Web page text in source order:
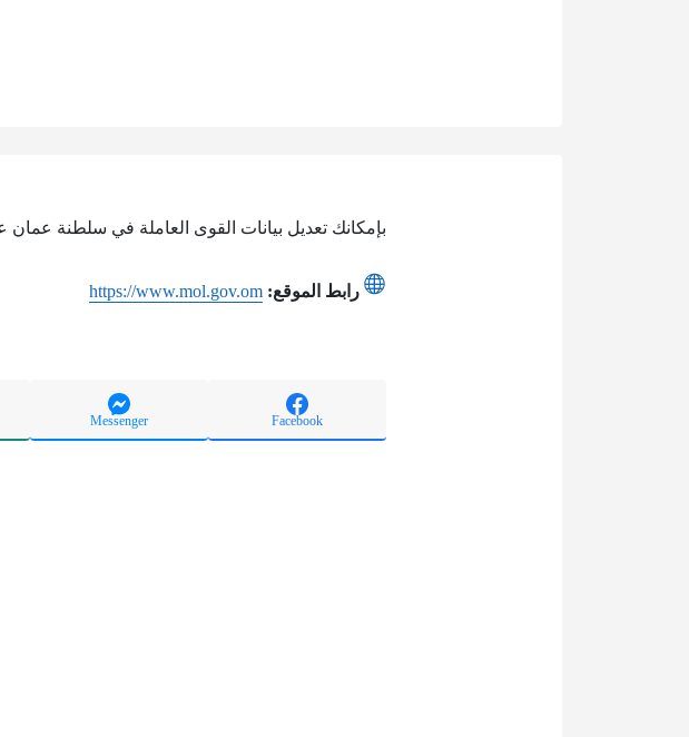
بإمكانك تعديل بيانات القوى العاملة في سلطنة عمان
رابط الموقع: https://www.mol.gov.om
Facebook
Messenger